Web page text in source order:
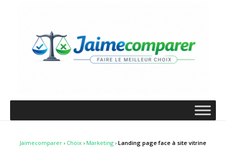
Jaimecomparer › Choix › Marketing › Landing page face à site vitrine